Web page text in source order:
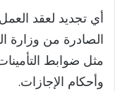
أي تجديد لعقد
الصادرة من وزارة
مثل ضوابط
وأحكام الإجازات.